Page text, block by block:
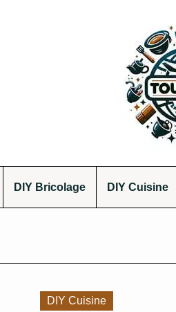
DIY Bricolage DIY Cuisine
DIY Cuisine